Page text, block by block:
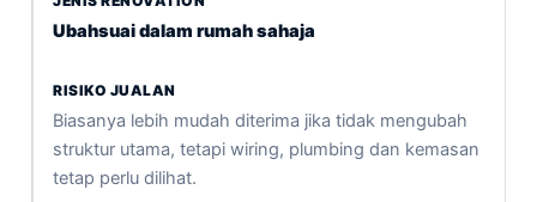
Ubahsuai dalam rumah sahaja
Biasanya lebih mudah diterima jika tidak mengubah
struktur utama, tetapi wiring, plumbing dan kemasan
tetap perlu dilihat.